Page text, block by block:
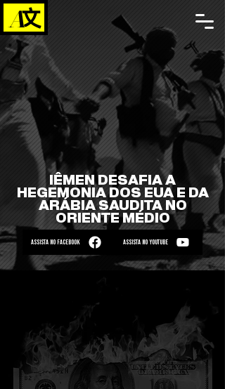
IÊMEN DESAFIA A
HEGEMONIA DOS EUA E DA
ARÁBIA SAUDITA NO
ORIENTE MÉDIO
ASSISTA NO FACEBOOK ASSISTA NO YOUTUBE